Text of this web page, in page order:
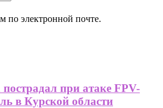
по электронной почте.
при атаке FPV-
в Курской области